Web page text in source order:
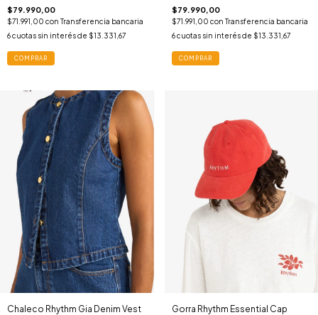
$79.990,00
$71.991,00 con Transferencia bancaria
6cuotas sin interés de $13.331,67
COMPRAR
$79.990,00
$71.991,00 con Transferencia bancaria
6 cuotas sin interés de $13.331,67
COMPRAR
Chaleco Rhythm Gia Denim Vest Gorra Rhythm Essential Cap